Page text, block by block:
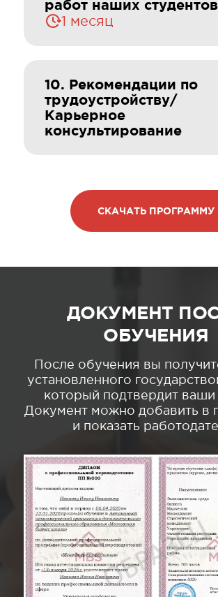
работ наших студентов
1 месяц
10. Рекомендации по
трудоустройству/
Карьерное
консультирование
СКАЧАТЬ ПРОГРАММУ
ДОКУМЕНТ
ОБУЧЕНИЯ
После обучения вы
установленного
который подтвердит ваши
Документ можно добавить в
и показать